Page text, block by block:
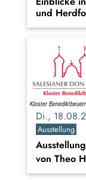
und
Di.,
Ausstellung
von Theo